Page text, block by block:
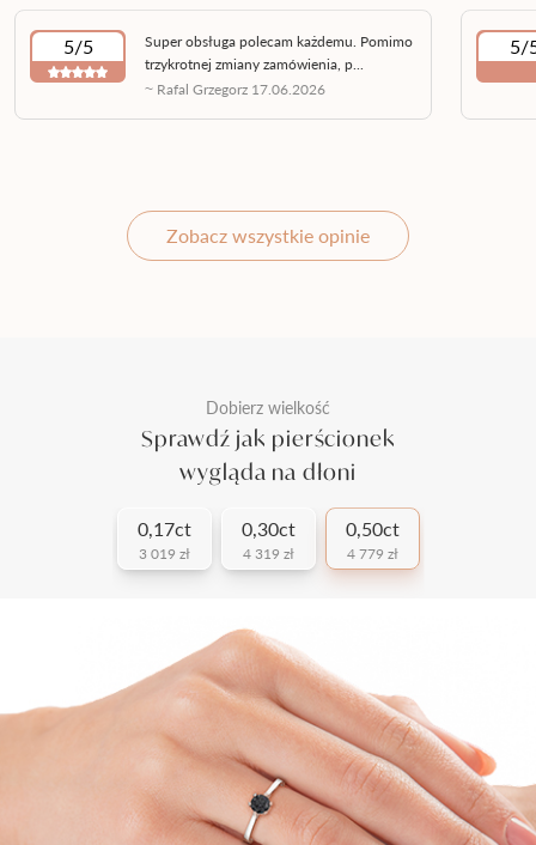
5/5
Super obsługa polecam każdemu. Pomimo
trzykrotnej zmiany zamówienia, p...
~ Rafal Grzegorz 17.06.2026
5/
Zobacz wszystkie opinie
Dobierz wielkość
Sprawdź jak pierścionek
wygląda na dłoni
0,17ct
3 019 zł
0,30ct
4 319 zł
0,50ct
4 779 zł